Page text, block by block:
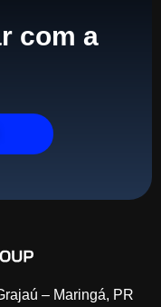
com a
– Maringá, PR